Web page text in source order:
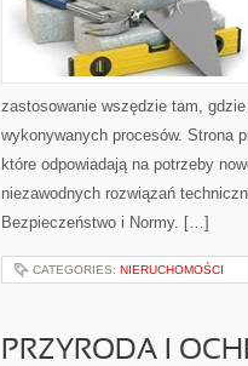
zastosowanie wszędzie tam,
wykonywanych procesów. Strona
które odpowiadają na potrzeby
niezawodnych rozwiązań
Bezpieczeństwo i Normy. […]
CATEGORIES: NIERUCHOMOŚCI
PRZYRODA I